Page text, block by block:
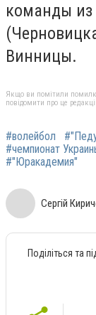
команды
Винницы.
Якщо ви помітили
повідомити про це
#волейбол
#чемпионат
#"Юракадемия"
Сергій
Поділіться та